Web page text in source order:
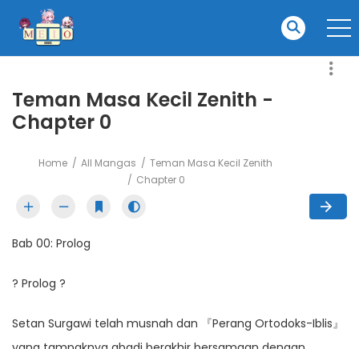
Teman Masa Kecil Zenith -
Chapter 0
Home All Mangas
Teman Masa Kecil Zenith
Chapter 0
Bab 00: Prolog
? Prolog ?
Setan Surgawi telah musnah dan 『Perang Ortodoks-Iblis』